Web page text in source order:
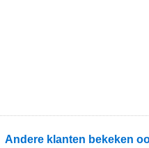
Andere klanten bekeken